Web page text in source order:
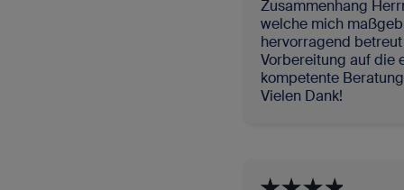
Zusammenhang
welche mich
hervorragend
Vorbereitung auf die
kompetente
Vielen Dank!